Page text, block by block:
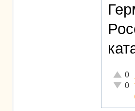
0
0